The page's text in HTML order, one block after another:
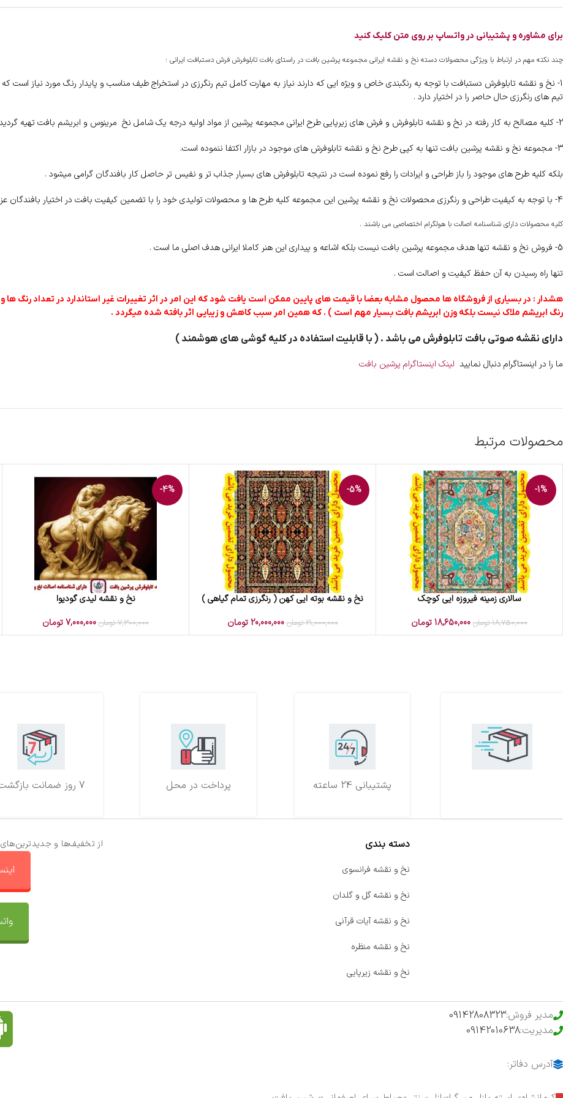
برای مشاوره و پشتیبانی در واتساپ بر روی متن کلیک کنید
چند نکته مهم در ارتباط با ویژگی محصولات دسته نخ و نقشه ایرانی مجموعه پرشین بافت در راستای بافت تابلوفرش فرش دستبافت ایرانی :
1- نخ و نقشه تابلوفرش دستبافت با توجه به رنگبندی خاص و ویژه ایی که دارند نیاز به مهارت کامل تیم رنگرزی در استخراج طیف مناسب و پایدار رنگ مورد نیاز است
تیم های رنگرزی حال حاصر را در اختیار دارد .
2- کلیه مصالح به کار رفته در نخ و نقشه تابلوفرش و فرش های زیرپایی طرح ایرانی مجموعه پرشین از مواد اولیه درجه یک شامل نخ مرینوس و ابریشم بافت تهیه گردیده است .
3- مجموعه نخ و نقشه پرشین بافت تنها به کپی طرح نخ و نقشه تابلوفرش های موجود در بازار اکتفا ننموده است.
بلکه کلیه طرح های موجود را باز طراحی و ایرادات را رفع نموده است در نتیجه تابلوفرش های بسیار جذاب تر و نفیس تر حاصل کار بافندگان گرامی میشود .
4- با توجه به کیفیت طراحی و رنگرزی محصولات نخ و نقشه پرشین این مجموعه کلیه طرح ها و محصولات تولیدی خود را با تضمین کیفیت بافت در اختیار بافندگان عزیز قرار داده است.
کلیه محصولات دارای شناسنامه اصالت با هولگرام اختصاصی می باشند .
5- فروش نخ و نقشه تنها هدف مجموعه پرشین بافت نیست بلکه اشاعه و پیداری این هنر کاملا ایرانی هدف اصلی ما است .
تنها راه رسیدن به آن حفظ کیفیت و اصالت است .
هشدار : در بسیاری از فروشگاه ها محصول مشابه بعضا با قیمت های پایین ممکن است یافت شود که این امر در اثر تغییرات غیر استاندارد در تعداد رنگ
رنگ ابریشم ملاک نیست بلکه وزن ابریشم بافت بسیار مهم است ) . که همین امر سبب کاهش و زیبایی اثر بافته شده میگردد .
دارای نقشه صوتی بافت تابلوفرش می باشد . ( با قابلیت استفاده در کلیه گوشی های هوشمند )
ما را در اینستاگرام دنبال نمایید لینک اینستاگرام پرشین بافت
محصولات مرتبط
-1%
افزودن به سبد خریدسالاری زمینه فیروزه ایی کوچک
18,750,000 تومان 18,650,000تومان
-5%
افزودن به سبد خرید
نخ و نقشه بوته ایی کهن ( رنگرزی تمام گیاهی )
21,000,000 تومان 20,000,000 تومان
-4%
افزودن به سبد خریدنخ و نقشه لیدی گودیوا
7,300,000 تومان 7,000,000تومان
7 روز ضمانت بازگشت پرداخت در محل پشتیبانی 24 ساعته
از تخفیف‌ها و دسته بندی
نخ و نقشه فرانسوی
نخ و نقشه گل و گلدان
نخ و نقشه آیات قرآنی
نخ و نقشه منظره
نخ و نقشه زیرپایی
مدیر فروش:09142808323
مدیریت:09142010638
آدرس دفاتر: